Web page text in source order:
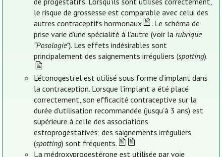
le risque de grossesse est comparable avec celui des
autres contraceptifs hormonaux
. Le schéma de
prise varie d’une spécialité à l’autre (voir larubrique
“Posologie”). Les effets indésirables sont
principalement des saignements irréguliers (spotting).
L’étonogestrel est utilisé sous forme d’implant dans
la contraception. Lorsque l’implant a été placé
correctement, son efficacité contraceptive sur la
durée d’utilisation recommandée (jusqu’à 3 ans) est
supérieure à celle des associations
estroprogestatives; des saignements irréguliers
(spotting) sont fréquents.
La médroxyprogestérone est utilisée par voie